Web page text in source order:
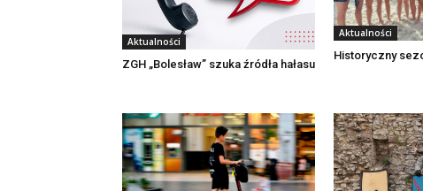
Aktualności
ZGH „Bolesław” szuka źródła hałasu
Aktualności
Historyczny